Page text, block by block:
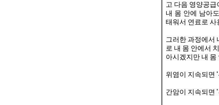
고 다음 영양공
내 몸 안에 남아
태워서 연료로 사
그러한 과정에서
로 내 몸 안에서
아시겠지만 내 몸
위염이 지속되면
간암이 지속되면